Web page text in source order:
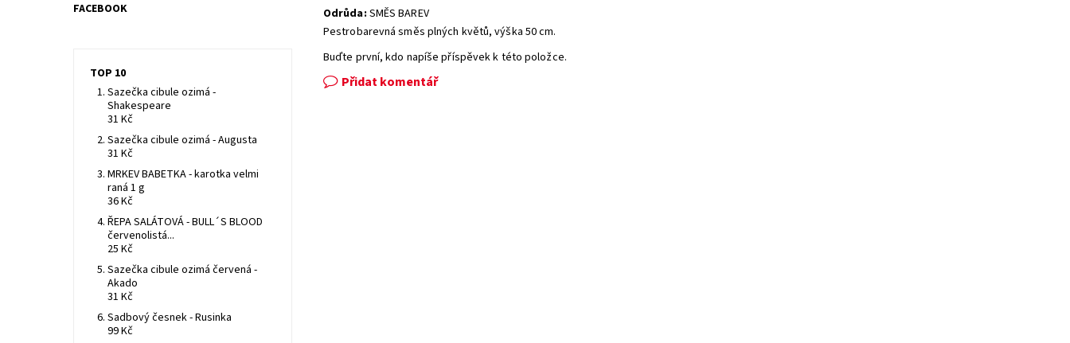
Odrůda: SMĚS BAREV
Pestrobarevná směs plných květů, výška 50 cm.
Buďte první, kdo napíše příspěvek k této položce.
Přidat komentář
FACEBOOK
TOP 10
Sazečka cibule ozimá -
Shakespeare
31 Kč
Sazečka cibule ozimá - Augusta
31 Kč
MRKEV BABETKA - karotka velmi
raná 1 g
36 Kč
ŘEPA SALÁTOVÁ - BULL´S BLOOD
červenolistá...
25 Kč
Sazečka cibule ozimá červená -
Akado
31 Kč
Sadbový česnek - Rusinka
99 Kč